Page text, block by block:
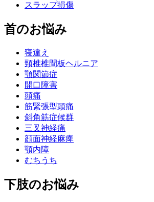
スラップ損傷
首のお悩み
寝違え
頸椎椎間板ヘルニア
顎関節症
開口障害
頭痛
筋緊張型頭痛
斜角筋症候群
三叉神経痛
顔面神経麻痺
顎内障
むちうち
下肢のお悩み